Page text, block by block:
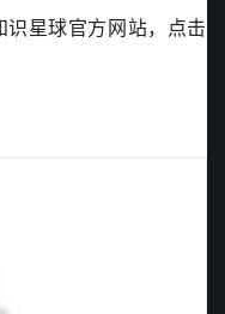
识星球官方网站，点击